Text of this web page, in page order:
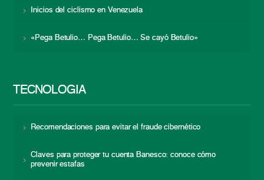
Inicios del ciclismo en Venezuela
«Pega Betulio… Pega Betulio… Se cayó Betulio»
TECNOLOGÍA
Recomendaciones para evitar el fraude cibernético
Claves para proteger tu cuenta Banesco: conoce cómo
prevenir estafas